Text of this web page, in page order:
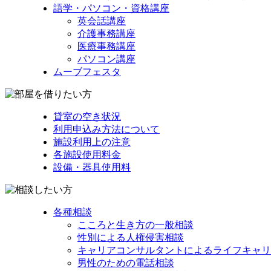
語学・パソコン・資格講座
英会話講座
介護事務講座
医療事務講座
パソコン講座
ムーブフェスタ
貸室の空き状況
利用申込み方法について
施設利用上の注意
各施設使用料金
設備・器具使用料
各種相談
こころと生き方の一般相談
性別による人権侵害相談
キャリアコンサルタントによるライフキャ
男性のための電話相談